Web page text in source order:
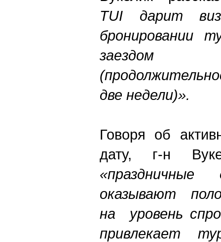
TUI дарит
бронировании
две недели)».
Говоря об
дату, г-н
«праздничные
оказывают
на уровень
привлекает